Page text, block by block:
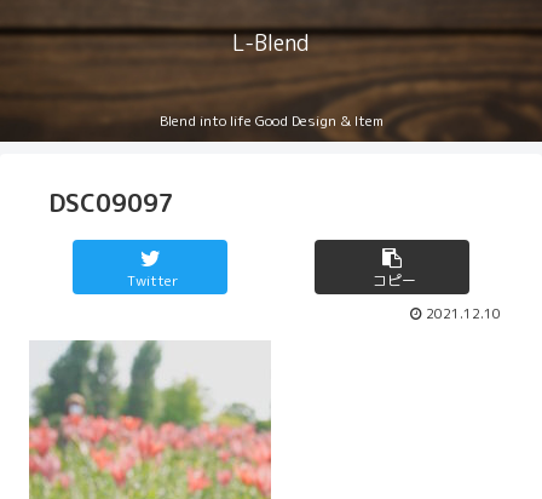
L-Blend
Blend into life Good Design & Item
DSC09097
Twitter コピー
2021.12.10